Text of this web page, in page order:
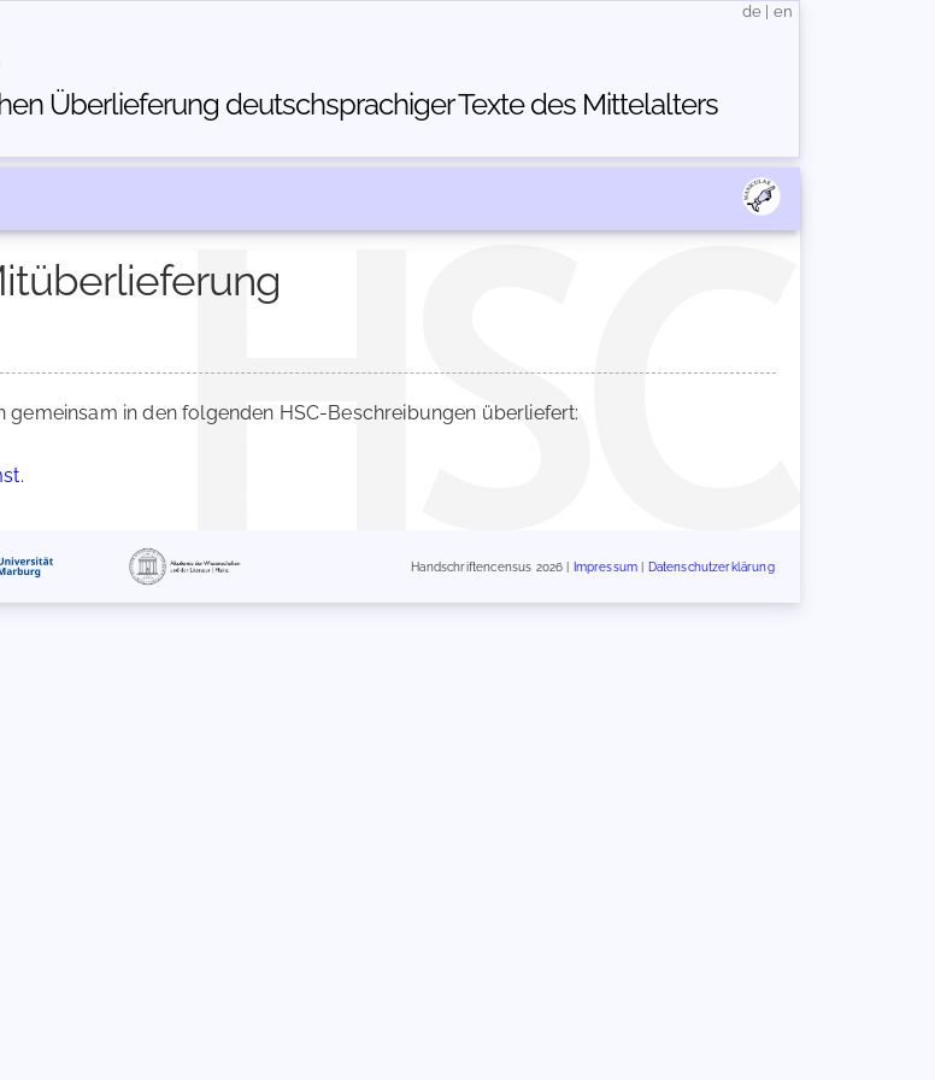
Über­lieferung deutschsprachiger Texte des Mittelalters
de en
gemeinsam in den folgenden HSC-Beschreibungen überliefert:
Handschriftencensus 2026 | Impressum Datenschutzerklärung